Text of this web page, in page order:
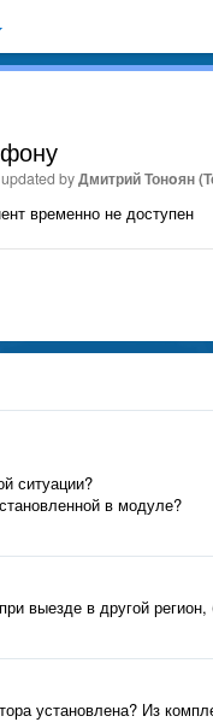
updated byДмитрий Тонoян
временно не доступен
ситуации?
в модуле?
выезде в другой
установлена? Из